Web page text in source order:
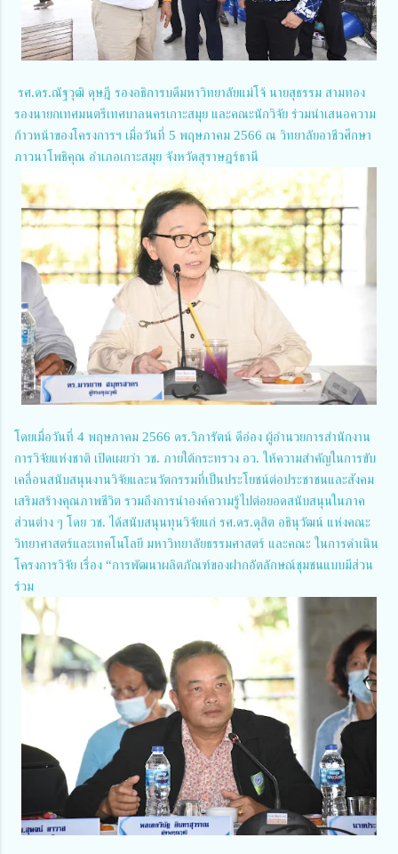
รศ.ดร.ณัฐวุฒิ ดุษฎี รองอธิการบดีมหาวิทยาลัยแม่โจ้ นายสุธรรม สามทอง
รองนายกเทศมนตรีเทศบาลนครเกาะสมุย และคณะนักวิจัย ร่วมนำเสนอความ
ก้าวหน้าของโครงการฯ เมื่อวันที่ 5 พฤษภาคม 2566 ณ วิทยาลัยอาชีวศึกษา
ภาวนาโพธิคุณ อำเภอเกาะสมุย จังหวัดสุราษฎร์ธานี
โดยเมื่อวันที่ 4 พฤษภาคม 2566 ดร.วิภารัตน์ ดีอ่อง ผู้อำนวยการสำนักงาน
การวิจัยแห่งชาติ เปิดเผยว่า วช. ภายใต้กระทรวง อว. ให้ความสำคัญในการขับ
เคลื่อนสนับสนุนงานวิจัยและนวัตกรรมที่เป็นประโยชน์ต่อประชาชนและสังคม
เสริมสร้างคุณภาพชีวิต รวมถึงการนำองค์ความรู้ไปต่อยอดสนับสนุนในภาค
ส่วนต่าง ๆ โดย วช. ได้สนับสนุนทุนวิจัยแก่ รศ.ดร.ดุสิต อธินุวัฒน์ แห่งคณะ
วิทยาศาสตร์และเทคโนโลยี มหาวิทยาลัยธรรมศาสตร์ และคณะ ในการดำเนิน
โครงการวิจัย เรื่อง “การพัฒนาผลิตภัณฑ์ของฝากอัตลักษณ์ชุมชนแบบมีส่วน
ร่วม